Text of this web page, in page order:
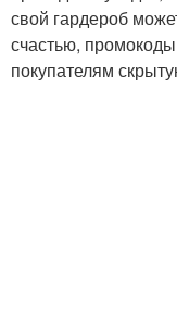
свой гардероб
счастью,
покупателям